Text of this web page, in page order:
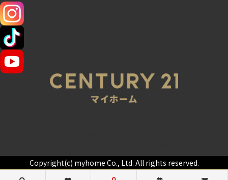
Copyright(c) myhome Co., Ltd. All rights reserved.